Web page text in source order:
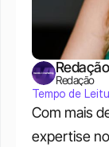
Com mais
expertise
Redação
Redação
Tempo de